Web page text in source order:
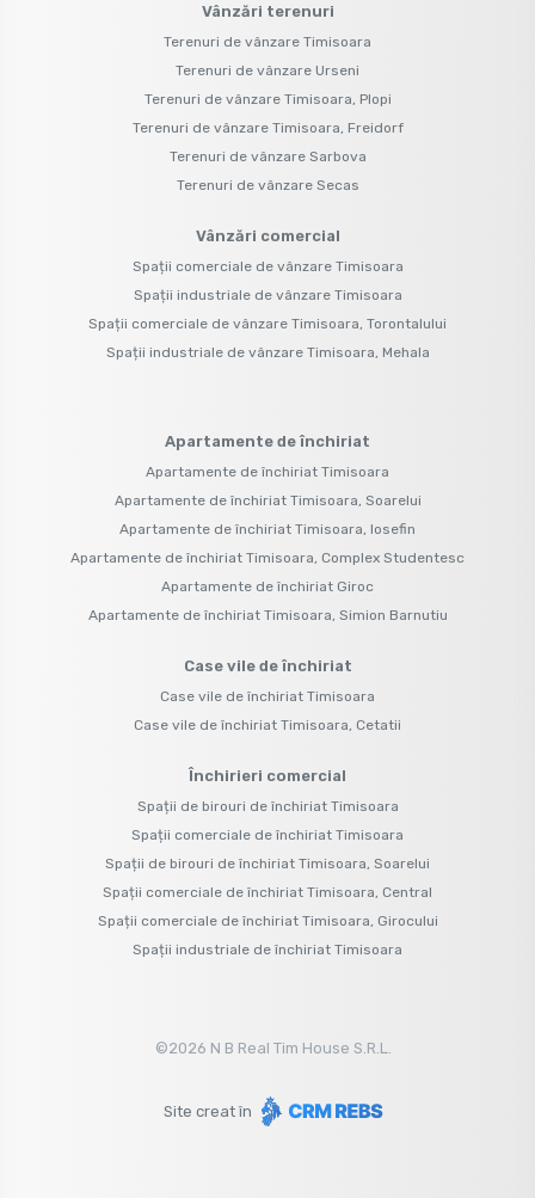
Vânzări terenuri
Terenuri de vânzare Timisoara
Terenuri de vânzare Urseni
Terenuri de vânzare Timisoara, Plopi
Terenuri de vânzare Timisoara, Freidorf
Terenuri de vânzare Sarbova
Terenuri de vânzare Secas
Vânzări comercial
Spații comerciale de vânzare Timisoara
Spații industriale de vânzare Timisoara
Spații comerciale de vânzare Timisoara, Torontalului
Spații industriale de vânzare Timisoara, Mehala
Apartamente de închiriat
Apartamente de închiriat Timisoara
Apartamente de închiriat Timisoara, Soarelui
Apartamente de închiriat Timisoara, Iosefin
Apartamente de închiriat Timisoara, Complex Studentesc
Apartamente de închiriat Giroc
Apartamente de închiriat Timisoara, Simion Barnutiu
Case vile de închiriat
Case vile de închiriat Timisoara
Case vile de închiriat Timisoara, Cetatii
Închirieri comercial
Spații de birouri de închiriat Timisoara
Spații comerciale de închiriat Timisoara
Spații de birouri de închiriat Timisoara, Soarelui
Spații comerciale de închiriat Timisoara, Central
Spații comerciale de închiriat Timisoara, Girocului
Spații industriale de închiriat Timisoara
©2026 N B Real Tim House S.R.L.
Site creat în